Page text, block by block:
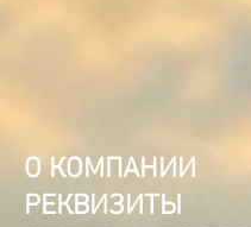
О КОМПАНИИ
РЕКВИЗИТЫ